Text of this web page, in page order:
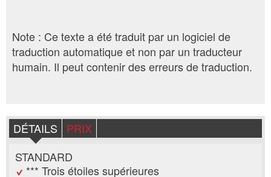
Note : Ce texte a été traduit par un logiciel de
traduction automatique et non par un traducteur
humain. Il peut contenir des erreurs de traduction.
DÉTAILS
PRIX
STANDARD
*** Trois étoiles supérieures